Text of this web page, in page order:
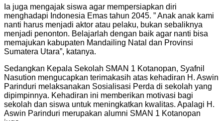
Ia juga mengajak siswa agar mempersiapkan diri
menghadapi Indonesia Emas tahun 2045. ” Anak anak kami
nanti harus menjadi aktor atau pelaku, bukan sebaliknya
menjadi penonton. Belajarlah dengan baik agar nanti bisa
memajukan kabupaten Mandailing Natal dan Provinsi
Sumatera Utara”, katanya.
Sedangkan Kepala Sekolah SMAN 1 Kotanopan, Syafnil
Nasution mengucapkan terimakasih atas kehadiran H. Aswin
Parinduri melaksanakan Sosialisasi Perda di sekolah yang
dipimpinnya. Kehadiran ini memberikan motivasi bagi
sekolah dan siswa untuk meningkatkan kwalitas. Apalagi H.
Aswin Parinduri merupakan alumni SMAN 1 Kotanopan